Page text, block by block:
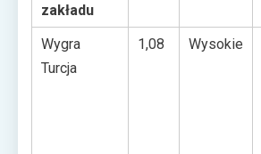
zakładu
Wygra
Turcja
1,08 Wysokie